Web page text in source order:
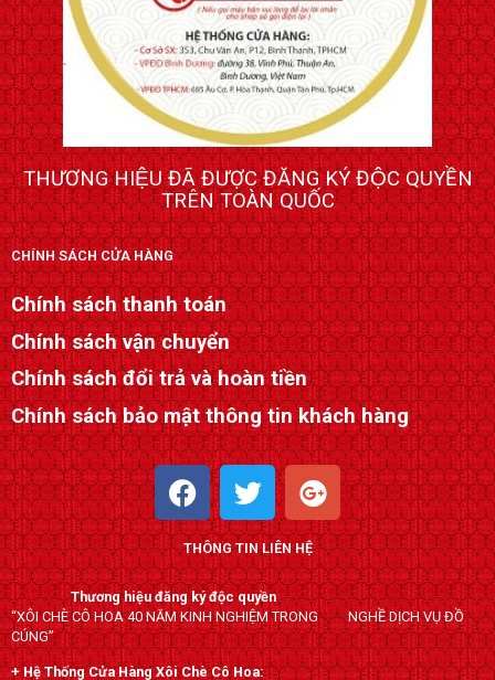
THƯƠNG HIỆU ĐÃ ĐƯỢC ĐĂNG KÝ ĐỘC QUYỀN
TRÊN TOÀN QUỐC
CHÍNH SÁCH CỬA HÀNG
Chính sách thanh toán
Chính sách vận chuyển
Chính sách đổi trả và hoàn tiền
Chính sách bảo mật thông tin khách hàng
F
a
c
e
b
o
o
k
T
w
i
t
t
e
r
G
o
o
g
l
e
-
p
THÔNG TIN LIÊN HỆ
Thương hiệu đăng ký độc quyền
“XÔI CHÈ CÔ HOA 40 NĂM KINH NGHIỆM TRONG NGHỀ DỊCH VỤ ĐỒ
CÚNG”
+ Hệ Thống Cửa Hàng Xôi Chè Cô Hoa: